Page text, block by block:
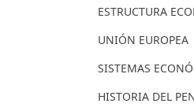
ESTRUCTURA
UNIÓN EUROPEA
SISTEMAS
HISTORIA DEL